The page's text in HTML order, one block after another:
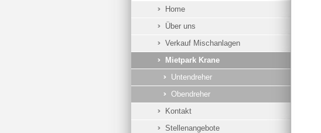
Home
Über uns
Verkauf Mischanlagen
Mietpark Krane
Untendreher
Obendreher
Kontakt
Stellenangebote